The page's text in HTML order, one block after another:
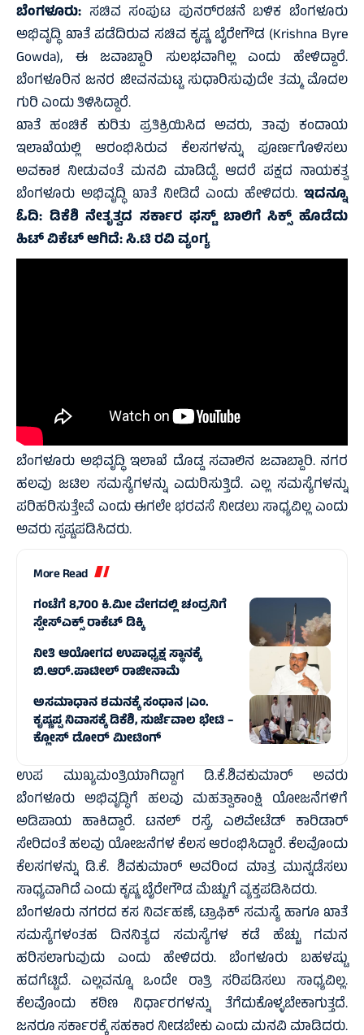
ಬೆಂಗಳೂರು: ಸಚಿವ ಸಂಪುಟ ಪುನರ್‌ರಚನೆ ಬಳಿಕ ಬೆಂಗಳೂರು
ಅಭಿವೃದ್ಧಿ ಖಾತೆ ಪಡೆದಿರುವ ಸಚಿವ ಕೃಷ್ಣ ಬೈರೇಗೌಡ (Krishna Byre
Gowda), ಈ ಜವಾಬ್ದಾರಿ ಸುಲಭವಾಗಿಲ್ಲ ಎಂದು ಹೇಳಿದ್ದಾರೆ.
ಬೆಂಗಳೂರಿನ ಜನರ ಜೀವನಮಟ್ಟ ಸುಧಾರಿಸುವುದೇ ತಮ್ಮ ಮೊದಲ
ಗುರಿ ಎಂದು ತಿಳಿಸಿದ್ದಾರೆ.
ಖಾತೆ ಹಂಚಿಕೆ ಕುರಿತು ಪ್ರತಿಕ್ರಿಯಿಸಿದ ಅವರು, ತಾವು ಕಂದಾಯ
ಇಲಾಖೆಯಲ್ಲಿ ಆರಂಭಿಸಿರುವ ಕೆಲಸಗಳನ್ನು ಪೂರ್ಣಗೊಳಿಸಲು
ಅವಕಾಶ ನೀಡುವಂತೆ ಮನವಿ ಮಾಡಿದ್ದೆ. ಆದರೆ ಪಕ್ಷದ ನಾಯಕತ್ವ
ಬೆಂಗಳೂರು ಅಭಿವೃದ್ಧಿ ಖಾತೆ ನೀಡಿದೆ ಎಂದು ಹೇಳಿದರು. ಇದನ್ನೂ
ಓದಿ: ಡಿಕೆಶಿ ನೇತೃತ್ವದ ಸರ್ಕಾರ ಫಸ್ಟ್ ಬಾಲಿಗೆ ಸಿಕ್ಸ್ ಹೊಡೆದು
ಹಿಟ್ ವಿಕೆಟ್ ಆಗಿದೆ: ಸಿ.ಟಿ ರವಿ ವ್ಯಂಗ್ಯ
ಬೆಂಗಳೂರು ಅಭಿವೃದ್ಧಿ ಇಲಾಖೆ ದೊಡ್ಡ ಸವಾಲಿನ ಜವಾಬ್ದಾರಿ. ನಗರ
ಹಲವು ಜಟಿಲ ಸಮಸ್ಯೆಗಳನ್ನು ಎದುರಿಸುತ್ತಿದೆ. ಎಲ್ಲ ಸಮಸ್ಯೆಗಳನ್ನು
ಪರಿಹರಿಸುತ್ತೇವೆ ಎಂದು ಈಗಲೇ ಭರವಸೆ ನೀಡಲು ಸಾಧ್ಯವಿಲ್ಲ ಎಂದು
ಅವರು ಸ್ಪಷ್ಟಪಡಿಸಿದರು.
More Read
ಗಂಟೆಗೆ 8,700 ಕಿ.ಮೀ ವೇಗದಲ್ಲಿ ಚಂದ್ರನಿಗೆ
ಸ್ಪೇಸ್‌ಎಕ್ಸ್ ರಾಕೆಟ್ ಡಿಕ್ಕಿ
ನೀತಿ ಆಯೋಗದ ಉಪಾಧ್ಯಕ್ಷ ಸ್ಥಾನಕ್ಕೆ
ಬಿ.ಆರ್.ಪಾಟೀಲ್ ರಾಜೀನಾಮೆ
ಅಸಮಾಧಾನ ಶಮನಕ್ಕೆ ಸಂಧಾನ |ಎಂ.
ಕೃಷ್ಣಪ್ಪ ನಿವಾಸಕ್ಕೆ ಡಿಕೆಶಿ, ಸುರ್ಜೆವಾಲ ಭೇಟಿ –
ಕ್ಲೋಸ್ ಡೋರ್ ಮೀಟಿಂಗ್
ಉಪ ಮುಖ್ಯಮಂತ್ರಿಯಾಗಿದ್ದಾಗ ಡಿ.ಕೆ.ಶಿವಕುಮಾರ್ ಅವರು
ಬೆಂಗಳೂರು ಅಭಿವೃದ್ಧಿಗೆ ಹಲವು ಮಹತ್ವಾಕಾಂಕ್ಷಿ ಯೋಜನೆಗಳಿಗೆ
ಅಡಿಪಾಯ ಹಾಕಿದ್ದಾರೆ. ಟನಲ್ ರಸ್ತೆ, ಎಲಿವೇಟೆಡ್ ಕಾರಿಡಾರ್
ಸೇರಿದಂತೆ ಹಲವು ಯೋಜನೆಗಳ ಕೆಲಸ ಆರಂಭಿಸಿದ್ದಾರೆ. ಕೆಲವೊಂದು
ಕೆಲಸಗಳನ್ನು ಡಿ.ಕೆ. ಶಿವಕುಮಾರ್ ಅವರಿಂದ ಮಾತ್ರ ಮುನ್ನಡೆಸಲು
ಸಾಧ್ಯವಾಗಿದೆ ಎಂದು ಕೃಷ್ಣ ಬೈರೇಗೌಡ ಮೆಚ್ಚುಗೆ ವ್ಯಕ್ತಪಡಿಸಿದರು.
ಬೆಂಗಳೂರು ನಗರದ ಕಸ ನಿರ್ವಹಣೆ, ಟ್ರಾಫಿಕ್ ಸಮಸ್ಯೆ ಹಾಗೂ ಖಾತೆ
ಸಮಸ್ಯೆಗಳಂತಹ ದಿನನಿತ್ಯದ ಸಮಸ್ಯೆಗಳ ಕಡೆ ಹೆಚ್ಚು ಗಮನ
ಹರಿಸಲಾಗುವುದು ಎಂದು ಹೇಳಿದರು. ಬೆಂಗಳೂರು ಬಹಳಷ್ಟು
ಹದಗೆಟ್ಟಿದೆ. ಎಲ್ಲವನ್ನೂ ಒಂದೇ ರಾತ್ರಿ ಸರಿಪಡಿಸಲು ಸಾಧ್ಯವಿಲ್ಲ.
ಕೆಲವೊಂದು ಕಠಿಣ ನಿರ್ಧಾರಗಳನ್ನು ತೆಗೆದುಕೊಳ್ಳಬೇಕಾಗುತ್ತದೆ.
ಜನರೂ ಸರ್ಕಾರಕ್ಕೆ ಸಹಕಾರ ನೀಡಬೇಕು ಎಂದು ಮನವಿ ಮಾಡಿದರು.